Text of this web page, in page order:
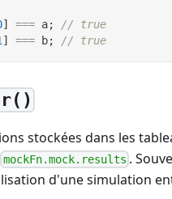
] === a;
// true
] === b; // true
stockées dans les
mockFn.mock.results .
d'une simulation